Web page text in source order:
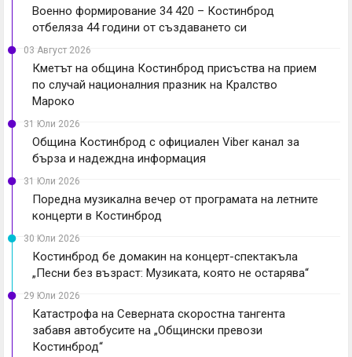
Военно формирование 34 420 – Костинброд
отбеляза 44 години от създаването си
03 Август 2026
Кметът на община Костинброд присъства на прием
по случай националния празник на Кралство
Мароко
31 Юли 2026
Община Костинброд с официален Viber канал за
бърза и надеждна информация
31 Юли 2026
Поредна музикална вечер от програмата на летните
концерти в Костинброд
30 Юли 2026
Костинброд бе домакин на концерт-спектакъла
„Песни без възраст: Музиката, която не остарява“
29 Юли 2026
Катастрофа на Северната скоростна тангента
забавя автобусите на „Общински превози
Костинброд“